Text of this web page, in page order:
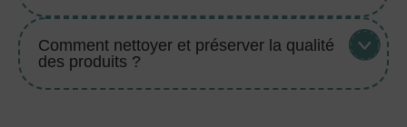
Comment nettoyer et préserver la qualité
des produits ?